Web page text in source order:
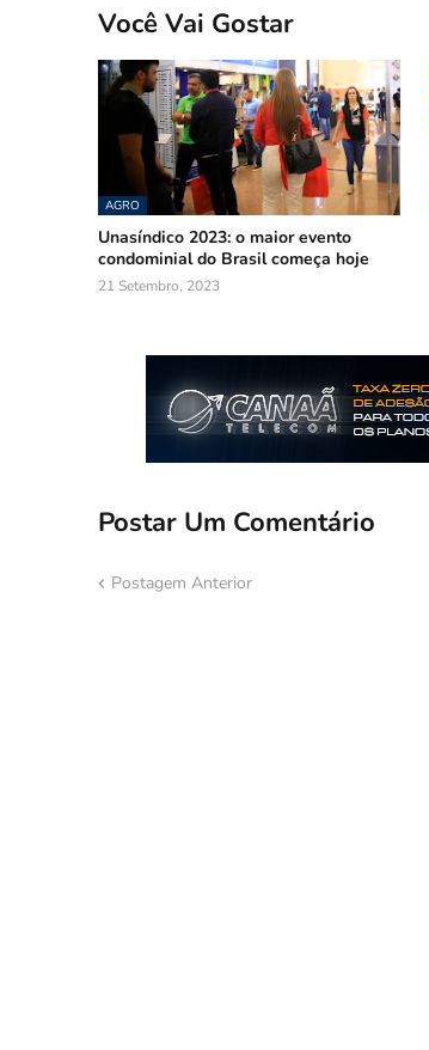
Você Vai Gostar
AGRO
Unasíndico 2023: o maior evento
condominial do Brasil começa hoje
21 Setembro, 2023
Postar Um Comentário
Postagem Anterior